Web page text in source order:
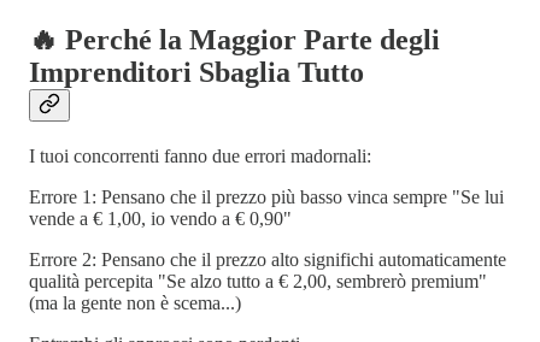
🔥 Perché la Maggior Parte degli
Imprenditori Sbaglia Tutto
I tuoi concorrenti fanno due errori madornali:
Errore 1: Pensano che il prezzo più basso vinca sempre "Se lui
vende a € 1,00, io vendo a € 0,90"
Errore 2: Pensano che il prezzo alto significhi automaticamente
qualità percepita "Se alzo tutto a € 2,00, sembrerò premium"
(ma la gente non è scema...)